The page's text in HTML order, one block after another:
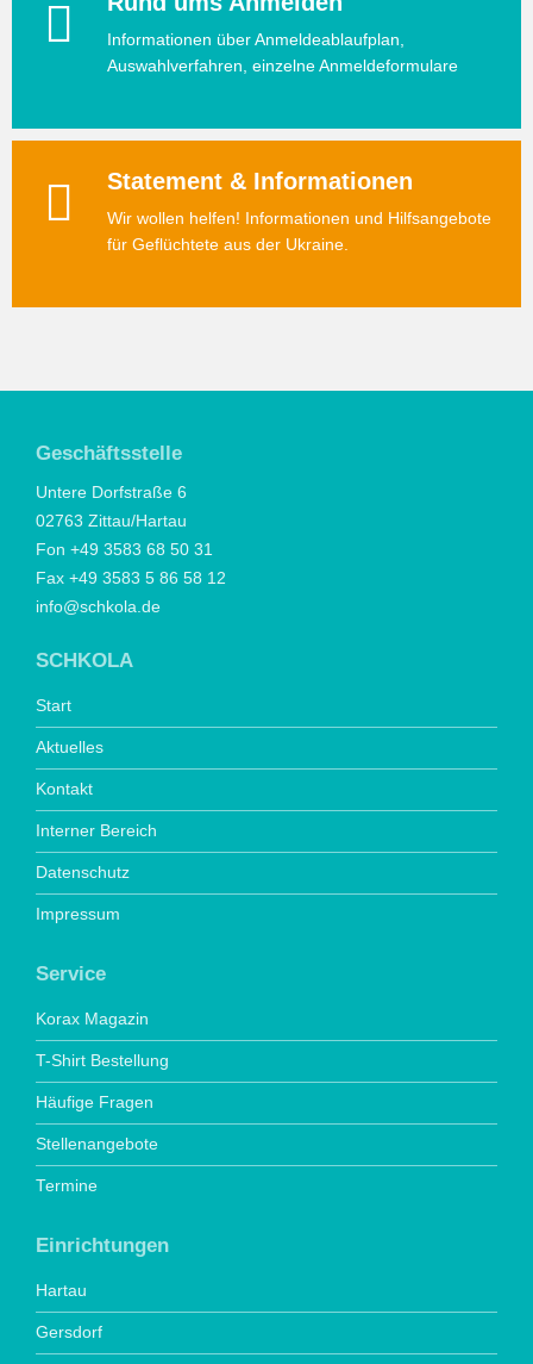
Informationen über Anmeldeablaufplan,
Auswahlverfahren, einzelne Anmeldeformulare
Statement & Informationen
Wir wollen helfen! Informationen und Hilfsangebote
für Geflüchtete aus der Ukraine.
Geschäftsstelle
Untere Dorfstraße 6
02763 Zittau/Hartau
Fon +49 3583 68 50 31
Fax +49 3583 5 86 58 12
info@schkola.de
SCHKOLA
Start
Aktuelles
Kontakt
Interner Bereich
Datenschutz
Impressum
Service
Korax Magazin
T-Shirt Bestellung
Häufige Fragen
Stellenangebote
Termine
Einrichtungen
Hartau
Gersdorf